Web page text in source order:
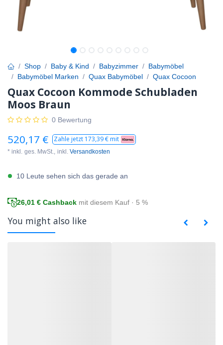
Shop Baby & Kind Babyzimmer
Babymöbel
Babymöbel Marken
Quax Babymöbel Quax Cocoon
Quax Cocoon Kommode Schubladen
Moos Braun
0 Bewertung
520,17 € Zahle jetzt 173,39€ mit
* inkl. ges. MwSt., inkl. Versandkosten
10 Leute sehen sich das gerade an
26,01 € Cashback mit diesem Kauf · 5 %
You might also like